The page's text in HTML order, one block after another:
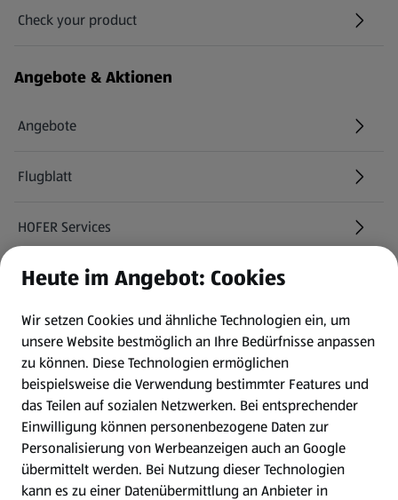
Check your product
(öffnet in einem neuen Tab)
Angebote & Aktionen
Angebote
Flugblatt
HOFER Services
Newsletter
WhatsApp
Gewinnspiele
Mein HOFER. Meine Einkäufe.
Meine Meinung. Mein HOFER.
Heute im Angebot: Cookies
Wir setzen Cookies und ähnliche Technologien ein, um
unsere Website bestmöglich an Ihre Bedürfnisse anpassen
zu können. Diese Technologien ermöglichen
beispielsweise die Verwendung bestimmter Features und
das Teilen auf sozialen Netzwerken. Bei entsprechender
Einwilligung können personenbezogene Daten zur
Personalisierung von Werbeanzeigen auch an Google
übermittelt werden. Bei Nutzung dieser Technologien
kann es zu einer Datenübermittlung an Anbieter in